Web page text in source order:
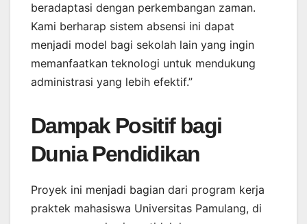
beradaptasi dengan perkembangan zaman.
Kami berharap sistem absensi ini dapat
menjadi model bagi sekolah lain yang ingin
memanfaatkan teknologi untuk mendukung
administrasi yang lebih efektif.”
Dampak Positif bagi
Dunia Pendidikan
Proyek ini menjadi bagian dari program kerja
praktek mahasiswa Universitas Pamulang, di